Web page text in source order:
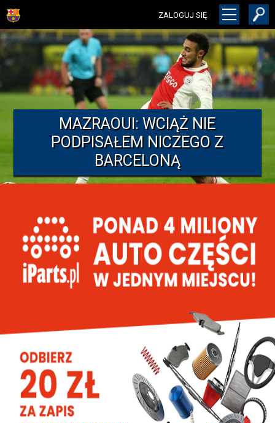
ZALOGUJ SIĘ
MAZRAOUI: WCIĄŻ NIE
PODPISAŁEM NICZEGO Z
BARCELONĄ